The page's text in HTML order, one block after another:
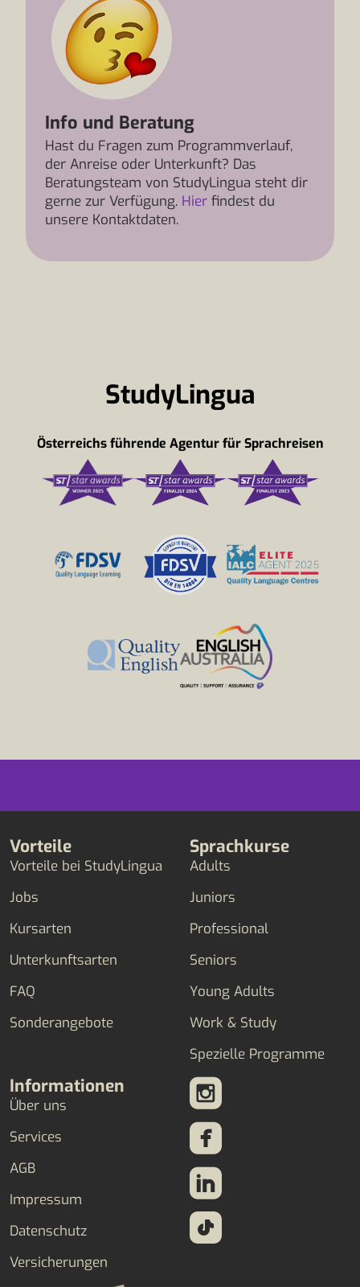
Info und Beratung
Hast du Fragen zum Programmverlauf,
der Anreise oder Unterkunft? Das
Beratungsteam von StudyLingua steht dir
gerne zur Verfügung. Hier findest du
unsere Kontaktdaten.
StudyLingua
Österreichs führende Agentur für Sprachreisen
Vorteile
Vorteile bei StudyLingua
Jobs
Kursarten
Unterkunftsarten
FAQ
Sonderangebote
Sprachkurse
Adults
Juniors
Professional
Seniors
Young Adults
Work & Study
Spezielle Programme
Informationen
Über uns
Services
AGB
Impressum
Datenschutz
Versicherungen